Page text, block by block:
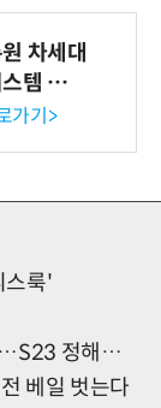
차세대
템 구축
가기>
스룩'
'시선 집중'
베일 벗는다